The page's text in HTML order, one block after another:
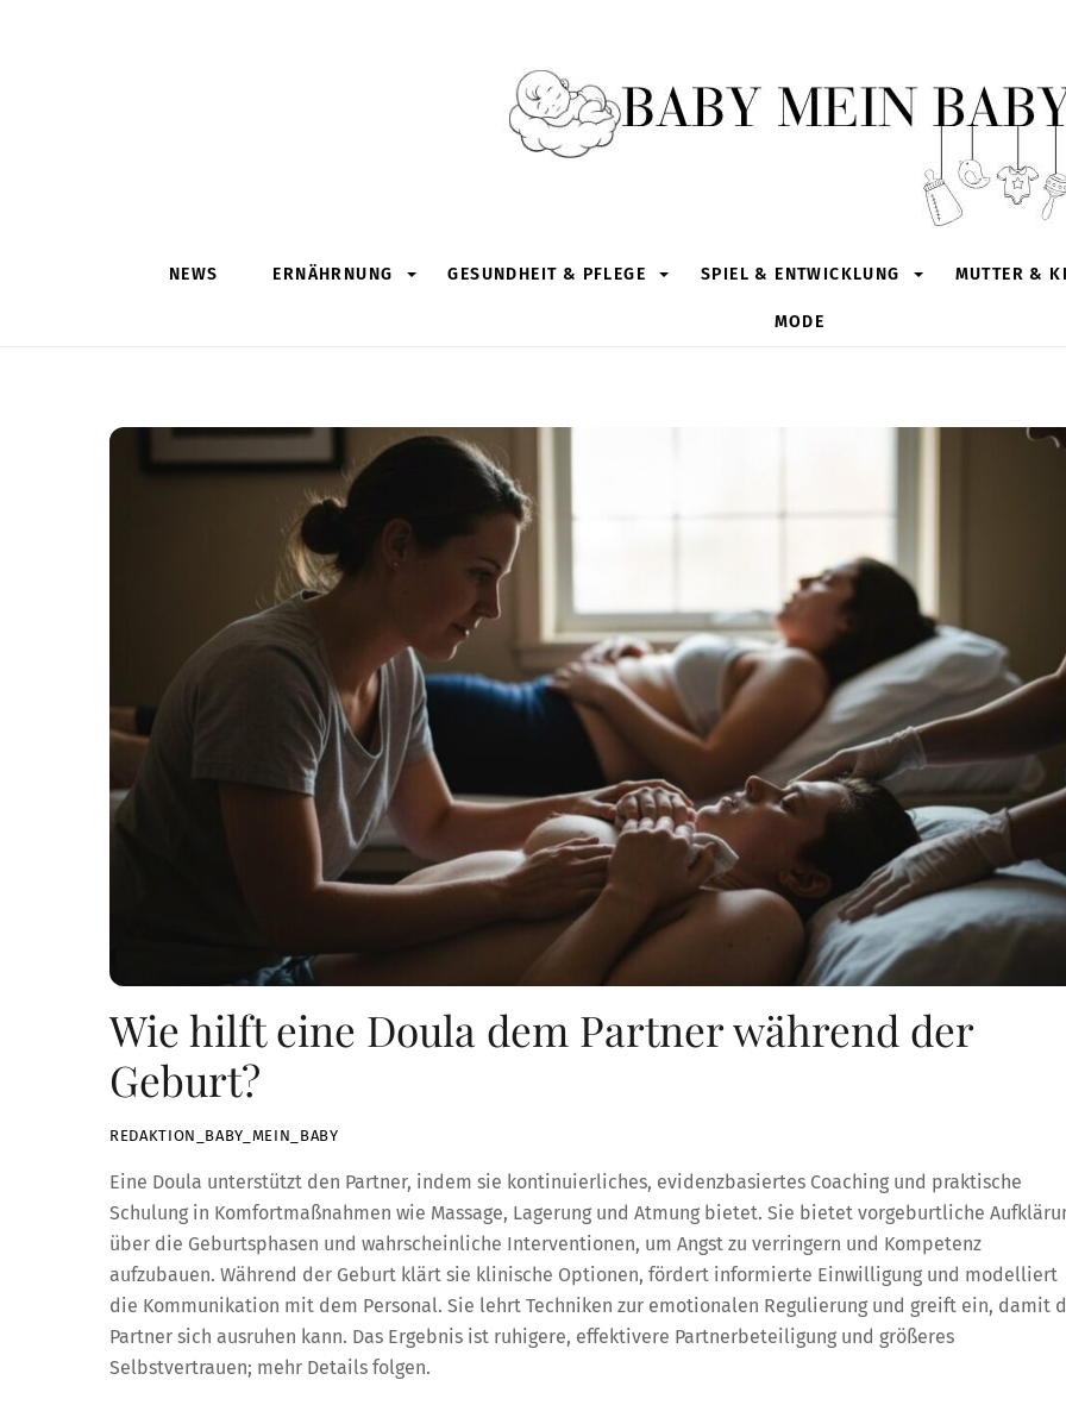
NEWS ERNÄHRNUNG GESUNDHEIT & PFLEGE SPIEL & ENTWICKLUNG MUTTER &
MODE
Wie hilft eine Doula dem Partner während der
Geburt?
REDAKTION_BABY_MEIN_BABY
Eine Doula unterstützt den Partner, indem sie kontinuierliches, evidenzbasiertes Coaching und praktische
Schulung in Komfortmaßnahmen wie Massage, Lagerung und Atmung bietet. Sie bietet vorgeburtliche
über die Geburtsphasen und wahrscheinliche Interventionen, um Angst zu verringern und Kompetenz
aufzubauen. Während der Geburt klärt sie klinische Optionen, fördert informierte Einwilligung und modelliert
die Kommunikation mit dem Personal. Sie lehrt Techniken zur emotionalen Regulierung und greift ein, damit
Partner sich ausruhen kann. Das Ergebnis ist ruhigere, effektivere Partnerbeteiligung und größeres
Selbstvertrauen; mehr Details folgen.